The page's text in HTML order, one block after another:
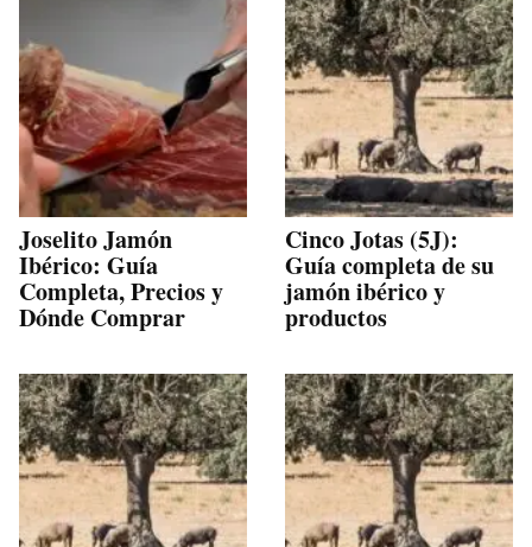
Joselito Jamón
Ibérico: Guía
Completa, Precios y
Dónde Comprar
Cinco Jotas (5J):
Guía completa de su
jamón ibérico y
productos